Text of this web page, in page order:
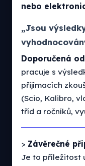
nebo
„Jsou
Doporučená
pracuje s
přijímacích
(Scio, Kalibro,
tříd a ročníků,
> Závěrečné
Je to příležitost